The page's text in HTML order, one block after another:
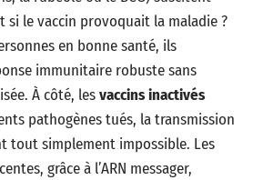
si le vaccin provoquait la maladie ?
en bonne santé, ils
immunitaire robuste sans
À côté, lesvaccins inactivés
pathogènes tués, la transmission
tout simplement impossible. Les
grâce à l’ARN messager,